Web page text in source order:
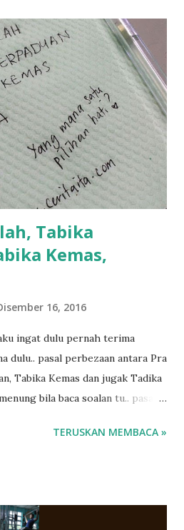
singgah Giant beli barang
dalam kereta tu biasalah kan
anak-anak jalan sampai masuk
anak 4 macam kami ni bahagi-
siapa... dan biasanya aku akan
kakak husna... yang abg
pada shah la pulak.. tapi
nak ummi pimpin... ajer rebeh
Tabika
Kemas,
16, 2016
ingat dulu pernah terima
dulu.. pasal perbezaan antara Pra
Tabika Kemas dan jugak Tadika
bila baca soalan tu.. pasal
anak sorang dan aku hentam je
tu.. bila fikir-fikirkan balik terasa
TERUSKAN MEMBACA »